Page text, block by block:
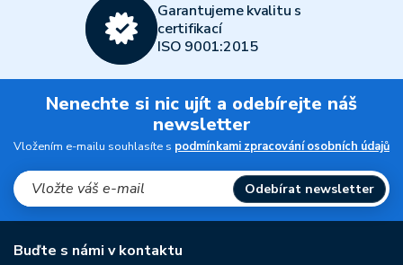
Garantujeme kvalitu s
certifikací
ISO 9001:2015
Nenechte si nic ujít a odebírejte náš
newsletter
Vložením e-mailu souhlasíte s podmínkami zpracování osobních údajů
Odebírat newsletter
Buďte s námi v kontaktu